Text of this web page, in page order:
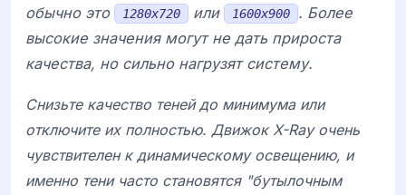
обычно это
1280x720 или 1600x900
. Более
высокие значения могут не дать прироста
качества, но сильно нагрузят систему.
Снизьте качество теней до минимума или
отключите их полностью. Движок X-Rayочень
чувствителен к динамическому освещению, и
именно тени часто становятся "бутылочным